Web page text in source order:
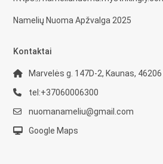
Namelių Nuoma Apžvalga 2025
Kontaktai
Marvelės g. 147D-2, Kaunas, 46206
tel:+37060006300
nuomanameliu@gmail.com
Google Maps